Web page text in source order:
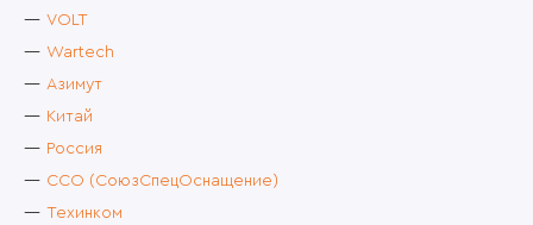
VOLT
Wartech
Азимут
Китай
Россия
ССО (СоюзСпецОснащение)
Техинком